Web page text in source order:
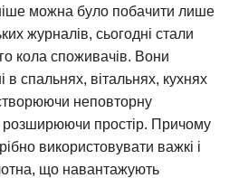
можна було побачити лише
журналів, сьогодні стали
кола споживачів. Вони
в спальнях, вітальнях, кухнях
неповторну
розширюючи простір. Причому
використовувати важкі і
що навантажують